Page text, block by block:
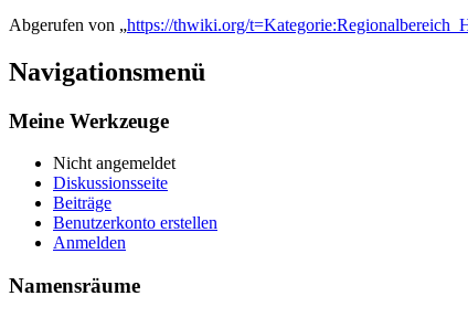
Abgerufen von „https://thwiki.org/
Navigationsmenü
Meine Werkzeuge
Nicht angemeldet
Diskussionsseite
Beiträge
Benutzerkonto erstellen
Anmelden
Namensräume